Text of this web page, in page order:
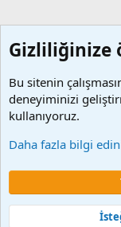
Çerezler
Şartlar ve kurallar
Community platform by
Gizliliğinize
Bu sitenin
deneyiminizi
kullanıyoruz.
Daha fazla bilgi